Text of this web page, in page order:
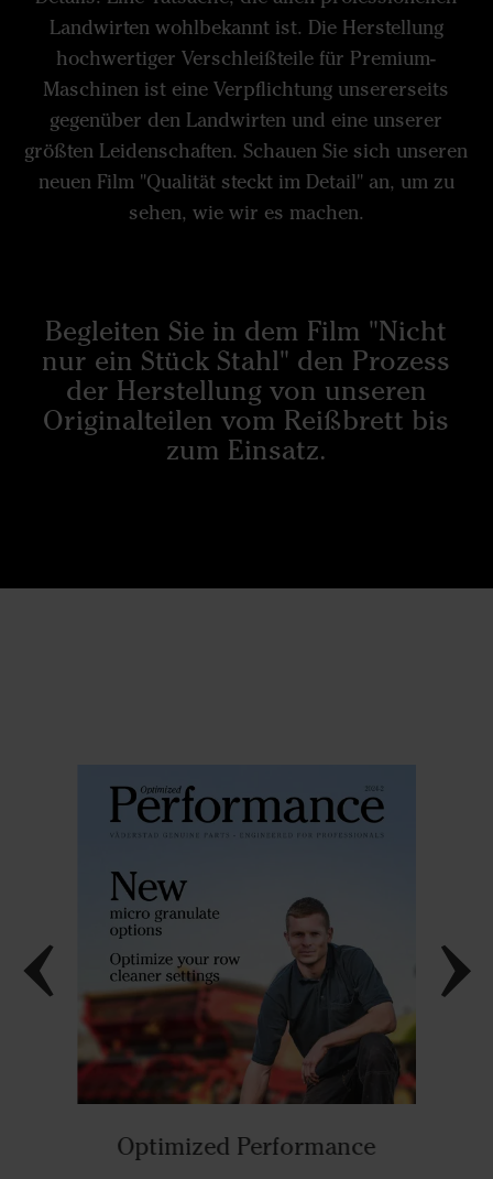
Landwirten wohlbekannt ist. Die Herstellung
hochwertiger Verschleißteile für Premium-
Maschinen ist eine Verpflichtung unsererseits
gegenüber den Landwirten und eine unserer
größten Leidenschaften. Schauen Sie sich unseren
neuen Film "Qualität steckt im Detail" an, um zu
sehen, wie wir es machen.
Begleiten Sie in dem Film "Nicht
nur ein Stück Stahl" den Prozess
der Herstellung von unseren
Originalteilen vom Reißbrett bis
zum Einsatz.
Optimized Performance